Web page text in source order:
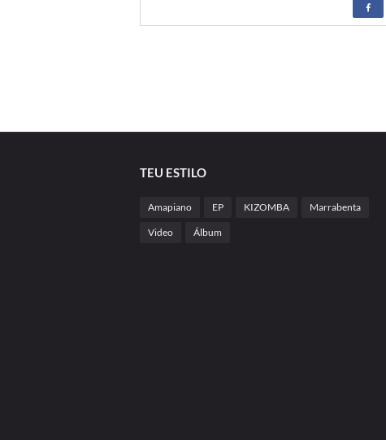
TEU ESTILO
Amapiano EP KIZOMBA Marrabenta
Video Álbum